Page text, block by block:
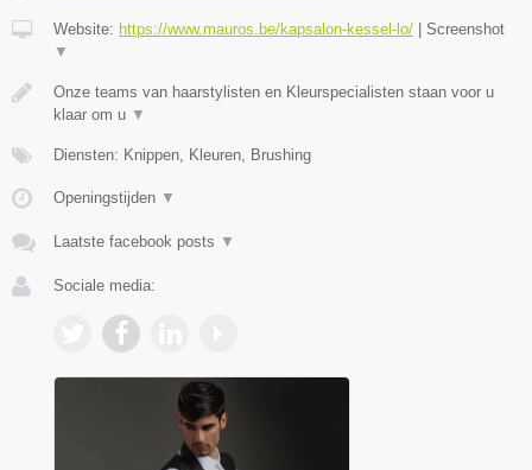
Website: https://www.mauros.be/kapsalon-kessel-lo/ | Screenshot
▼
Onze teams van haarstylisten en Kleurspecialisten staan voor u
klaar om u ▼
Diensten: Knippen, Kleuren, Brushing
Openingstijden ▼
Laatste facebook posts ▼
Sociale media: